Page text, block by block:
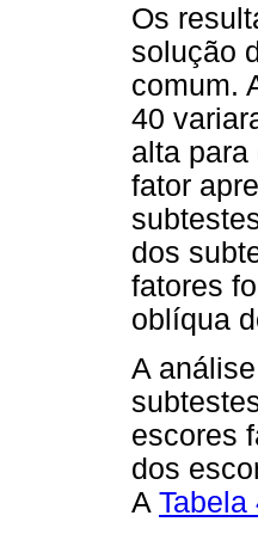
Os
solução
comum.
40
alta para
fator
dos
fatores
oblíqua
A
escores
dos
A Tabela